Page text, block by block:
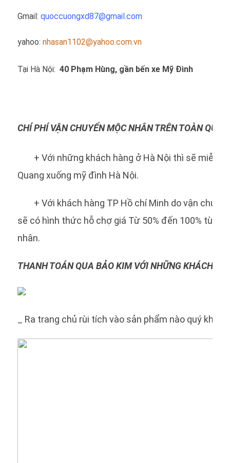
Gmail: quoccuongxd87@gmail.com
yahoo: nhasan1102@yahoo.com.vn
Tại Hà Nội: 40 Phạm Hùng, gần bến xe Mỹ Đình
CHÍ PHÍ VẬN CHUYỂN MỘC NHÂN TRÊN TOÀN QUỐC
+ Với những khách hàng ở Hà Nội thì sẽ miễn
Quang xuống mỹ đình Hà Nội.
+ Với khách hàng TP Hồ chí Minh do vận
sẽ có hình thức hỗ chợ giá Từ 50% đến 100% tùy
nhân.
THANH TOÁN QUA BẢO KIM VỚI NHỮNG KHÁCH
_ Ra trang chủ rùi tích vào sản phẩm nào quý